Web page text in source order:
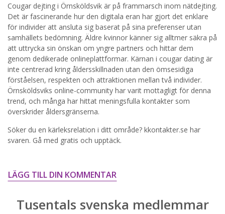
Genom att registrera godkänner jagVillkorenoch
Sekretesspolicyn. Jag godkänner att ta emot information och
reklam via e-post från hemsidans operatörer. Jag kan dra
tillbaka godkännande när jag vill.
STARTA NU!
Cougar dejting i Örnsköldsvik är på frammarsch inom nätdejting.
Det är fascinerande hur den digitala eran har gjort det enklare
för individer att ansluta sig baserat på sina preferenser utan
samhällets bedömning. Äldre kvinnor känner sig alltmer säkra på
att uttrycka sin önskan om yngre partners och hittar dem
genom dedikerade onlineplattformar. Kärnan i cougar dating är
inte centrerad kring åldersskillnaden utan den ömsesidiga
förståelsen, respekten och attraktionen mellan två individer.
Örnsköldsviks online-community har varit mottagligt för denna
trend, och många har hittat meningsfulla kontakter som
överskrider åldersgränserna.
Söker du en kärleksrelation i ditt område? kkontakter.se har
svaren. Gå med gratis och upptäck.
LÄGG TILL DIN KOMMENTAR
Tusentals svenska medlemmar